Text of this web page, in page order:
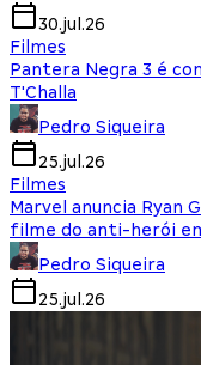
30.jul.26
Filmes
Pantera Negra 3 é
T'Challa
Pedro Siqueira
25.jul.26
Filmes
Marvel anuncia Ryan
filme do anti-herói
Pedro Siqueira
25.jul.26